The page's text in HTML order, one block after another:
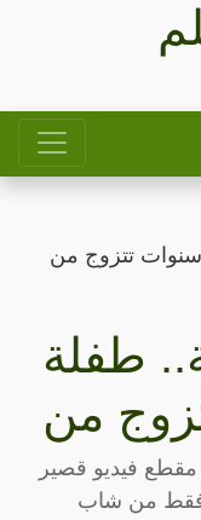
طفلة
فيديو قصير
عمرها 9 سنوات فقط من شاب